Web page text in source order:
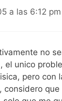
a las 6:12 pm
no
el unico
pero con
considero que